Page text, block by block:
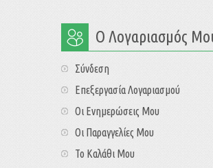
Ο Λογαριασμός
Σύνδεση
Επεξεργασία Λογαριασμού
Οι Ενημερώσεις Μου
Οι Παραγγελίες Μου
Το Καλάθι Μου